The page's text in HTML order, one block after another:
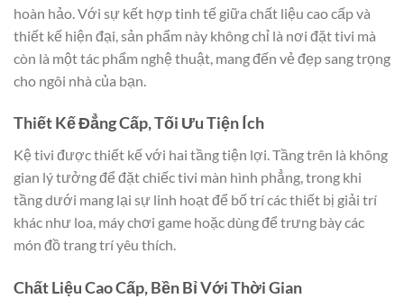
hoàn hảo. Với sự kết hợp tinh tế giữa chất liệu cao cấp và
thiết kế hiện đại, sản phẩm này không chỉ là nơi đặt tivi mà
còn là một tác phẩm nghệ thuật, mang đến vẻ đẹp sang trọng
cho ngôi nhà của bạn.
Thiết Kế Đẳng Cấp, Tối Ưu Tiện Ích
Kệ tivi được thiết kế với hai tầng tiện lợi. Tầng trên là không
gian lý tưởng để đặt chiếc tivi màn hình phẳng, trong khi
tầng dưới mang lại sự linh hoạt để bố trí các thiết bị giải trí
khác như loa, máy chơi game hoặc dùng để trưng bày các
món đồ trang trí yêu thích.
Chất Liệu Cao Cấp, Bền Bỉ Với Thời Gian